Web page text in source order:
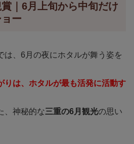
｜6月上旬から中旬だけ
ー
は、6月の夜にホタルが舞う姿を
りは、ホタルが最も活発に活動す
、神秘的な三重の6月観光の思い